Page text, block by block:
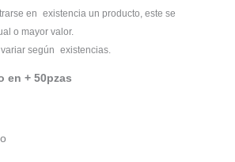
en existencia un producto, este se
o mayor valor.
según existencias.
en + 50pzas